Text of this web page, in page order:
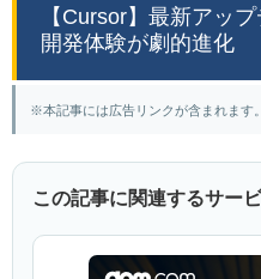
【Cursor】最新アッ
開発体験が劇的進化
※本記事には広告リンクが含まれます。
この記事に関連するサー